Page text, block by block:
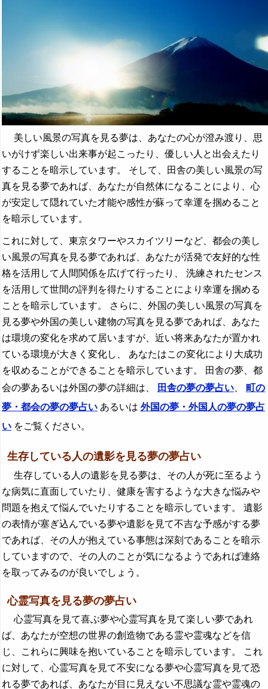
美しい風景の写真を見る夢は、あなたの心が澄み渡り、思
いがけず楽しい出来事が起こったり、優しい人と出会えたり
することを暗示しています。 そして、田舎の美しい風景の写
真を見る夢であれば、あなたが自然体になることにより、心
が安定して隠れていた才能や感性が蘇って幸運を掴めること
を暗示しています。
これに対して、東京タワーやスカイツリーなど、都会の美し
い風景の写真を見る夢であれば、あなたが活発で友好的な性
格を活用して人間関係を広げて行ったり、 洗練されたセンス
を活用して世間の評判を得たりすることにより幸運を掴める
ことを暗示しています。 さらに、外国の美しい風景の写真を
見る夢や外国の美しい建物の写真を見る夢であれば、あなた
は環境の変化を求めて居いますが、近い将来あなたが置かれ
ている環境が大きく変化し、 あなたはこの変化により大成功
を収めることができることを暗示しています。 田舎の夢、都
会の夢あるいは外国の夢の詳細は、
田舎の夢の夢占い
町の
夢・都会の夢の夢占い あるいは 外国の夢・外国人の夢の夢占
い をご覧ください。
生存している人の遺影を見る夢の夢占い
生存している人の遺影を見る夢は、その人が死に至るよう
な病気に直面していたり、健康を害するような大きな悩みや
問題を抱えて悩んでいたりすることを暗示しています。 遺影
の表情が塞ぎ込んでいる夢や遺影を見て不吉な予感がする夢
であれば、その人が抱えている事態は深刻であることを暗示
していますので、その人のことが気になるようであれば連絡
を取ってみるのが良いでしょう。
心霊写真を見る夢の夢占い
心霊写真を見て喜ぶ夢や心霊写真を見て楽しい夢であれ
ば、あなたが空想の世界の創造物である霊や霊魂などを信
じ、これらに興味を抱いていることを暗示しています。 これ
に対して、心霊写真を見て不安になる夢や心霊写真を見て恐
れる夢であれば、あなたが目に見えない不思議な霊や霊魂の